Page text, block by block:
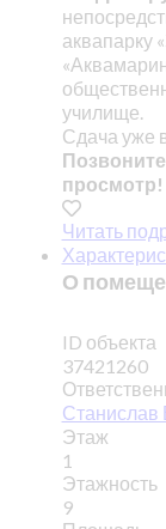
аквапарку
училище.
Сдача уже
просмотр!
Читать
О
ID объекта
37421260
Этаж
1
Этажность
9